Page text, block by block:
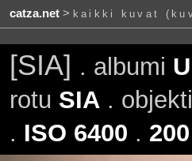
catza.net> kaikki kuvat
[SIA] . albumi
rotu SIA .
. ISO 6400 .